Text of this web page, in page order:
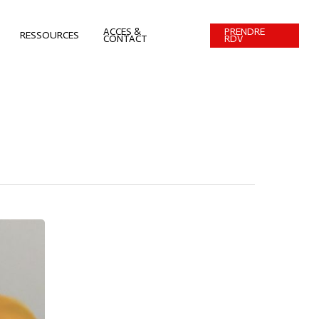
RESSOURCES ACCES &
CONTACT
PRENDRE
RDV